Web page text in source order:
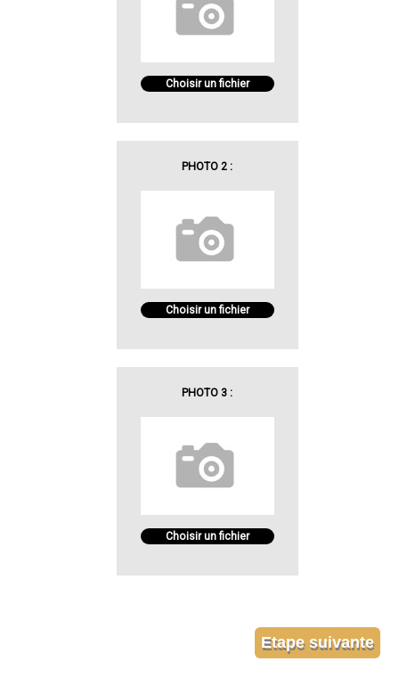
Choisir un fichier
PHOTO 2 :
Choisir un fichier
PHOTO 3 :
Choisir un fichier